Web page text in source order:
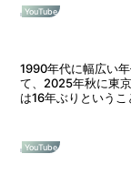
YouTube
1990年代に幅広い
て、2025年秋に東
は16年ぶりという
YouTube